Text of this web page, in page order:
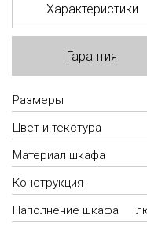
Характеристики
Гарантия
Размеры
Цвет и текстура
Материал шкафа
Конструкция
Наполнение шкафа